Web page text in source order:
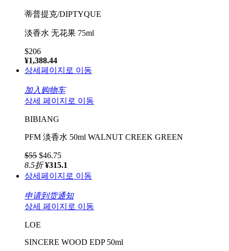
蒂普提克/DIPTYQUE
淡香水 无花果 75ml
$206
¥1,388.44
상세페이지로 이동
加入购物车
상세 페이지로 이동
BIBIANG
PFM 淡香水 50ml WALNUT CREEK GREEN
$55 $46.75
8.5折 ¥315.1
상세페이지로 이동
申请到货通知
상세 페이지로 이동
LOE
SINCERE WOOD EDP 50ml